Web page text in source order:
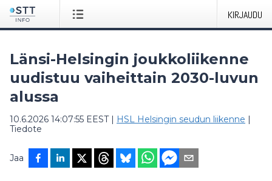
KIRJAUDU
Länsi-Helsingin joukkoliikenne
uudistuu vaiheittain 2030-luvun
alussa
10.6.2026 14:07:55 EEST| HSL Helsingin seudun liikenne |
Tiedote
Jaa